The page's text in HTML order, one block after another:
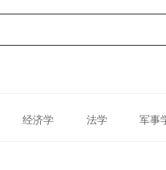
经济学 法学 军事